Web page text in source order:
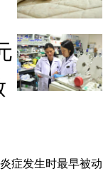
症发生时最早被动